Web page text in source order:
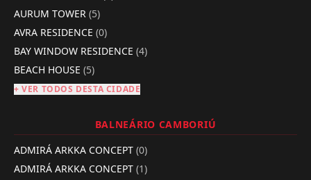
AURUM TOWER (5)
AVRA RESIDENCE (0)
BAY WINDOW RESIDENCE (4)
BEACH HOUSE (5)
+ VER TODOS DESTA CIDADE
BALNEÁRIO CAMBORIÚ
ADMIRÁ ARKKA CONCEPT (0)
ADMIRÁ ARKKA CONCEPT (1)